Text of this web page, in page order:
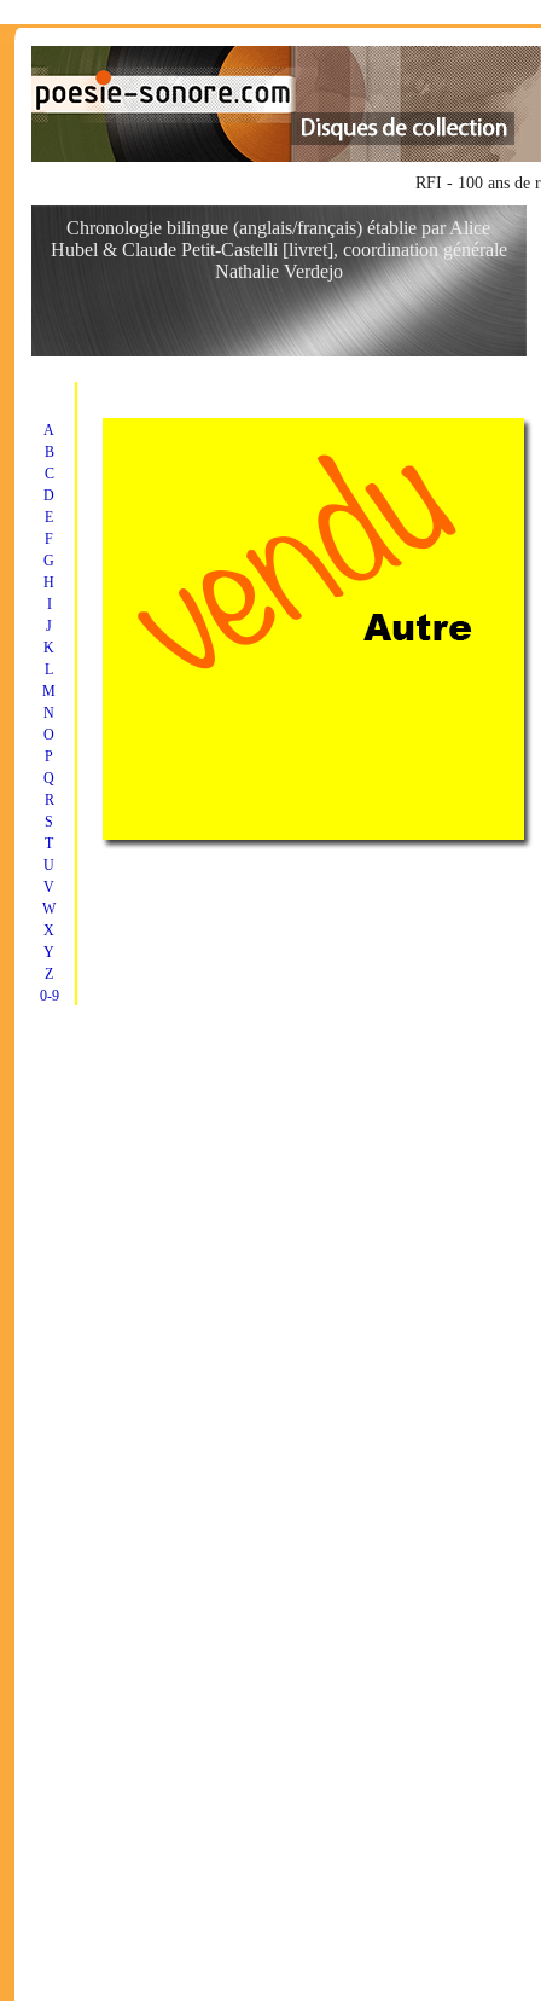
RFI - 100 ans de
Chronologie bilingue (anglais/français) établie par Alice
Hubel & Claude Petit-Castelli [livret], coordination générale
Nathalie Verdejo
A
B
C
D
E
F
G
H
I
J
K
L
M
N
O
P
Q
R
S
T
U
V
W
X
Y
Z
0-9